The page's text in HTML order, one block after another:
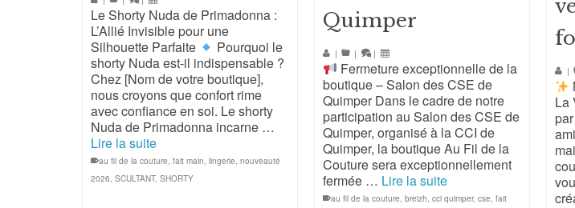
Le Shorty Nuda de Primadonna :
L’Allié Invisible pour une
Silhouette Parfaite
Pourquoi le
shorty Nuda est-il indispensable ?
Chez [Nom de votre boutique],
nous croyons que confort rime
avec confiance en soi. Le shorty
Nuda de Primadonna incarne …
Lire la suite
au fil de la couture, fait main, lingerie, nouveauté
2026, SCULTANT, SHORTY
Quimper
| | |
Fermeture exceptionnelle de la
boutique – Salon des CSE de
Quimper Dans le cadre de notre
participation au Salon des CSE de
Quimper, organisé à la CCI de
Quimper, la boutique Au Fil de la
Couture sera exceptionnellement
fermée … Lire la suite
au fil de la couture,breizh,cci quimper,cse,fait
|
La